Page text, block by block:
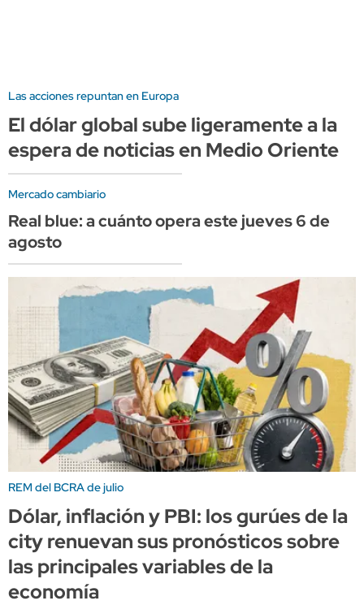
Las acciones repuntan en Europa
El dólar global sube ligeramente a la
espera de noticias en Medio Oriente
Mercado cambiario
Real blue: a cuánto opera este jueves 6 de
agosto
REM del BCRA de julio
Dólar, inflación y PBI: los gurúes de la
city renuevan sus pronósticos sobre
las principales variables de la
economía